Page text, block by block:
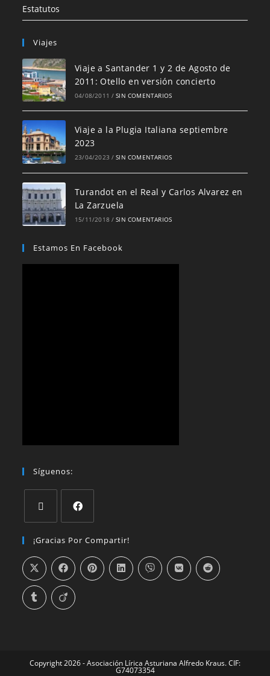
Estatutos
Viajes
Viaje a Santander 1 y 2 de Agosto de
2011: Otello en versión concierto
04/08/2011 / SIN COMENTARIOS
Viaje a la Plugia Italiana septiembre
2023
23/04/2023 / SIN COMENTARIOS
Turandot en el Real y Carlos Alvarez en
La Zarzuela
15/11/2018 / SIN COMENTARIOS
Estamos En Facebook
Síguenos:
¡Gracias Por Compartir!
Copyright 2026 - Asociación Lírica Asturiana Alfredo Kraus. CIF:
G74073354